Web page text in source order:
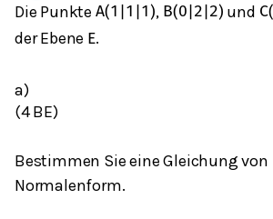
Die Punkte A(1 1 1 ), B(0 2 2) und C(
der Ebene E.
a)
(4 BE)
Bestimmen Sie eine Gleichung von
Normalenform.